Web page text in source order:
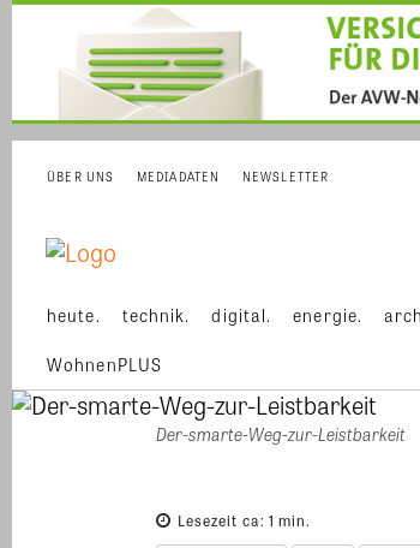
ÜBER UNS MEDIADATEN NEWSLETTER
heute. technik. digital. energie.
WohnenPLUS
Der-smarte-Weg-zur-Leistbarkeit
Lesezeit ca: 1 min.